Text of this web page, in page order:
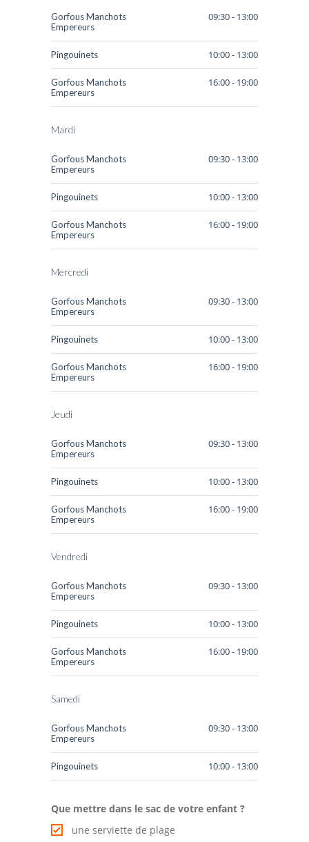
-- Localisation
-- Horaires
-- Activités
-- Revue de Presse
Actualités
-- Actualités
-- Saison 2026
Les Anciens
-- Association
Partenaires
Contact
Recrutement
Gorfous Manchots
Empereurs
09:30 - 13:00
Pingouinets 10:00 - 13:00
Gorfous Manchots
Empereurs
16:00 - 19:00
Mardi
Gorfous Manchots
Empereurs
09:30 - 13:00
Pingouinets 10:00 - 13:00
Gorfous Manchots
Empereurs
16:00 - 19:00
Mercredi
Gorfous Manchots
Empereurs
09:30 - 13:00
Pingouinets 10:00 - 13:00
Gorfous Manchots
Empereurs
16:00 - 19:00
Jeudi
Gorfous Manchots
Empereurs
09:30 - 13:00
Pingouinets 10:00 - 13:00
Gorfous Manchots
Empereurs
16:00 - 19:00
Vendredi
Gorfous Manchots
Empereurs
09:30 - 13:00
Pingouinets 10:00 - 13:00
Gorfous Manchots
Empereurs
16:00 - 19:00
Samedi
Gorfous Manchots
Empereurs
09:30 - 13:00
Pingouinets 10:00 - 13:00
Que mettre dans le sac de votre enfant ?
une serviette de plage